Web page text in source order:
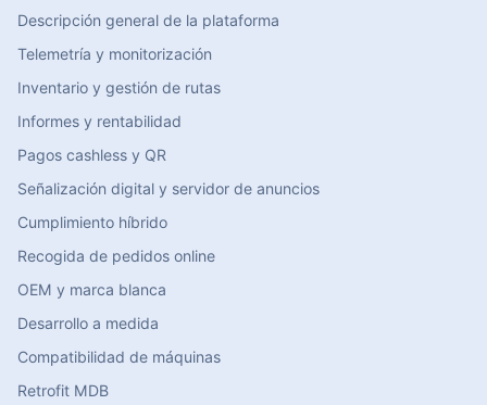
Descripción general de la plataforma
Telemetría y monitorización
Inventario y gestión de rutas
Informes y rentabilidad
Pagos cashless y QR
Señalización digital y servidor de anuncios
Cumplimiento híbrido
Recogida de pedidos online
OEM y marca blanca
Desarrollo a medida
Compatibilidad de máquinas
Retrofit MDB